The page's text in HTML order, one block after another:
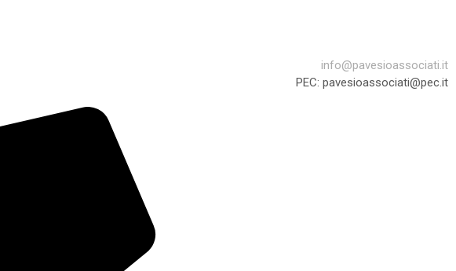
info@pavesioassociati.it
PEC: pavesioassociati@pec.it